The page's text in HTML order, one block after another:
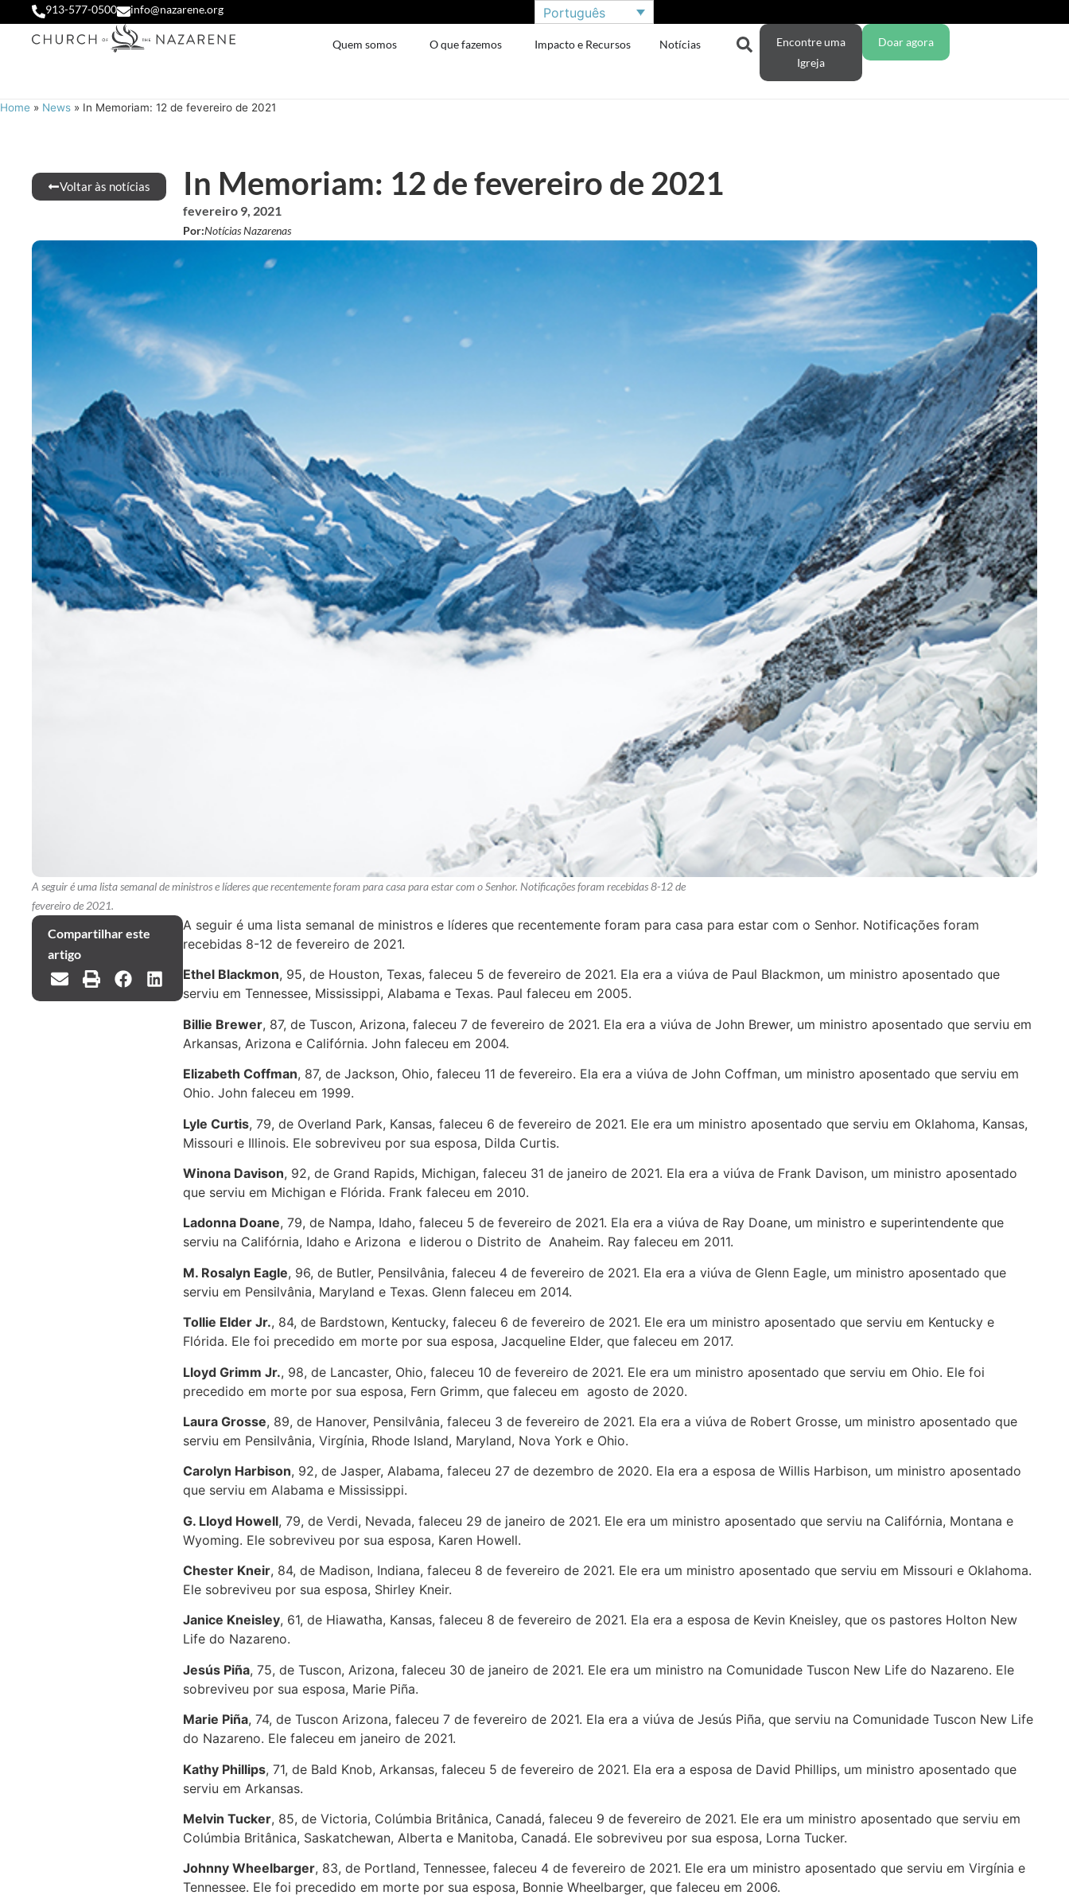
913-577-0500 info@nazarene.org Português
Quem somos O que fazemos Impacto e Recursos Notícias
Encontre uma
Igreja
Doar agora
Home » News » In Memoriam: 12 de fevereiro de 2021
Voltar às notícias In Memoriam: 12 de fevereiro de 2021
fevereiro 9, 2021
Por:Notícias Nazarenas
A seguir é uma lista semanal de ministros e líderes que recentemente foram para casa para estar com o Senhor. Notificações foram recebidas 8-12 de
fevereiro de 2021.
Compartilhar este
artigo
A seguir é uma lista semanal de ministros e líderes que recentemente foram para casa para estar com o Senhor. Notificações foram
recebidas 8-12 de fevereiro de 2021.
Ethel Blackmon, 95, de Houston, Texas, faleceu 5 de fevereiro de 2021. Ela era a viúva de Paul Blackmon, um ministro aposentado que
serviu em Tennessee, Mississippi, Alabama e Texas. Paul faleceu em 2005.
Billie Brewer, 87, de Tuscon, Arizona, faleceu 7 de fevereiro de 2021. Ela era a viúva de John Brewer, um ministro aposentado que serviu em
Arkansas, Arizona e Califórnia. John faleceu em 2004.
Elizabeth Coffman, 87, de Jackson, Ohio, faleceu 11 de fevereiro. Ela era a viúva de John Coffman, um ministro aposentado que serviu em
Ohio. John faleceu em 1999.
Lyle Curtis, 79, de Overland Park, Kansas, faleceu 6 de fevereiro de 2021. Ele era um ministro aposentado que serviu em Oklahoma, Kansas,
Missouri e Illinois. Ele sobreviveu por sua esposa, Dilda Curtis.
Winona Davison, 92, de Grand Rapids, Michigan, faleceu 31 de janeiro de 2021. Ela era a viúva de Frank Davison, um ministro aposentado
que serviu em Michigan e Flórida. Frank faleceu em 2010.
Ladonna Doane, 79, de Nampa, Idaho, faleceu 5 de fevereiro de 2021. Ela era a viúva de Ray Doane, um ministro e superintendente que
serviu na Califórnia, Idaho e Arizona e liderou o Distrito de Anaheim. Ray faleceu em 2011.
M. Rosalyn Eagle, 96, de Butler, Pensilvânia, faleceu 4 de fevereiro de 2021. Ela era a viúva de Glenn Eagle, um ministro aposentado que
serviu em Pensilvânia, Maryland e Texas. Glenn faleceu em 2014.
Tollie Elder Jr., 84, de Bardstown, Kentucky, faleceu 6 de fevereiro de 2021. Ele era um ministro aposentado que serviu em Kentucky e
Flórida. Ele foi precedido em morte por sua esposa, Jacqueline Elder, que faleceu em 2017.
Lloyd Grimm Jr., 98, de Lancaster, Ohio, faleceu 10 de fevereiro de 2021. Ele era um ministro aposentado que serviu em Ohio. Ele foi
precedido em morte por sua esposa, Fern Grimm, que faleceu em agosto de 2020.
Laura Grosse, 89, de Hanover, Pensilvânia, faleceu 3 de fevereiro de 2021. Ela era a viúva de Robert Grosse, um ministro aposentado que
serviu em Pensilvânia, Virgínia, Rhode Island, Maryland, Nova York e Ohio.
Carolyn Harbison, 92, de Jasper, Alabama, faleceu 27 de dezembro de 2020. Ela era a esposa de Willis Harbison, um ministro aposentado
que serviu em Alabama e Mississippi.
G. Lloyd Howell, 79, de Verdi, Nevada, faleceu 29 de janeiro de 2021. Ele era um ministro aposentado que serviu na Califórnia, Montana e
Wyoming. Ele sobreviveu por sua esposa, Karen Howell.
Chester Kneir, 84, de Madison, Indiana, faleceu 8 de fevereiro de 2021. Ele era um ministro aposentado que serviu em Missouri e Oklahoma.
Ele sobreviveu por sua esposa, Shirley Kneir.
Janice Kneisley, 61, de Hiawatha, Kansas, faleceu 8 de fevereiro de 2021. Ela era a esposa de Kevin Kneisley, que os pastores Holton New
Life do Nazareno.
Jesús Piña, 75, de Tuscon, Arizona, faleceu 30 de janeiro de 2021. Ele era um ministro na Comunidade Tuscon New Life do Nazareno. Ele
sobreviveu por sua esposa, Marie Piña.
Marie Piña, 74, de Tuscon Arizona, faleceu 7 de fevereiro de 2021. Ela era a viúva de Jesús Piña, que serviu na Comunidade Tuscon New Life
do Nazareno. Ele faleceu em janeiro de 2021.
Kathy Phillips, 71, de Bald Knob, Arkansas, faleceu 5 de fevereiro de 2021. Ela era a esposa de David Phillips, um ministro aposentado que
serviu em Arkansas.
Melvin Tucker, 85, de Victoria, Colúmbia Britânica, Canadá, faleceu 9 de fevereiro de 2021. Ele era um ministro aposentado que serviu em
Colúmbia Britânica, Saskatchewan, Alberta e Manitoba, Canadá. Ele sobreviveu por sua esposa, Lorna Tucker.
Johnny Wheelbarger, 83, de Portland, Tennessee, faleceu 4 de fevereiro de 2021. Ele era um ministro aposentado que serviu em Virgínia e
Tennessee. Ele foi precedido em morte por sua esposa, Bonnie Wheelbarger, que faleceu em 2006.